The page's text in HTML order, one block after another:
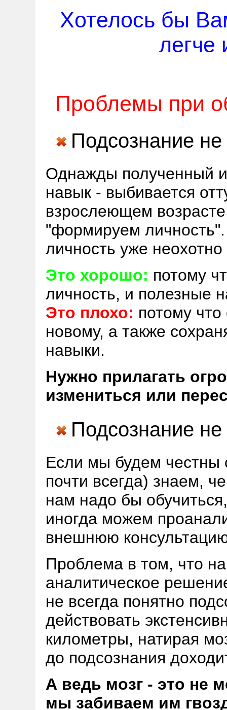
Хотелось бы
легче
Проблемы при
Подсознание
Однажды полученный
навык - выбивается
взрослеющем
"формируем
личность уже
Это хорошо: потому
личность, и полезные
Это плохо: потому
новому, а также
навыки.
Нужно прилагать
измениться или
Подсознание
Если мы будем честны
почти всегда) знаем,
нам надо бы
иногда можем
внешнюю
Проблема в том, что
аналитическое
не всегда понятно
действовать
километры, натирая
до подсознания
А ведь мозг - это не
мы забиваем им